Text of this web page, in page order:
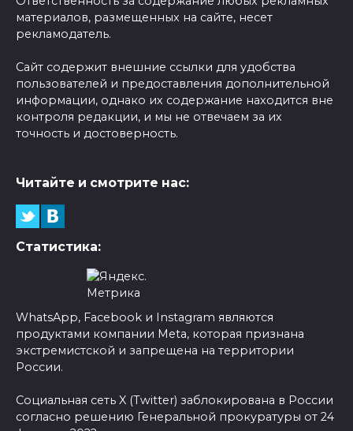
материалов, размещенных на сайте, несет
рекламодатель.
Сайт содержит внешние ссылки для удобства
пользователей и предоставления дополнительной
информации, однако их содержание находится вне
контроля редакции, и мы не отвечаем за их
точность и достоверность.
Читайте и смотрите нас:
Статистика:
WhatsApp, Facebook и Instagram являются
продуктами компании Meta, которая признана
экстремистской и запрещена на территории
России.
Социальная сеть X (Twitter) заблокирована в России
согласно решению Генеральной прокуратуры от 24